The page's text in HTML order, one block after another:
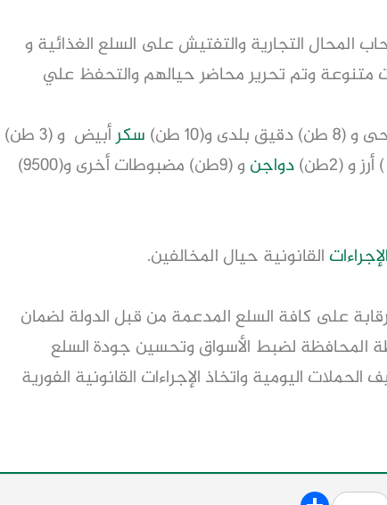
حيال أصحاب المحال التجارية والتفتيش على السلع الغذائية و
متنوعة وتم تحرير محاضر حيالهم والتحفظ علي
سكر
أبيض و (٣ طن)
دواجن
و (٩طن) مضبوطات أخرى و(٩٥٠٠)
الإجراءات القانونية حيال المخالفين.
على كافة السلع المدعمة من قبل الدولة لضمان
لضبط الأسواق وتحسين جودة السلع
الحملات اليومية واتخاذ الإجراءات القانونية الفورية